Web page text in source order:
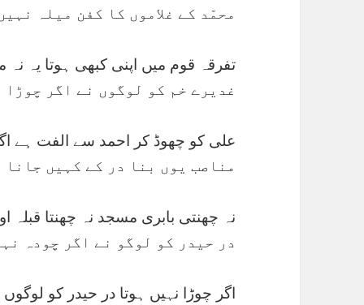
محمّد کے غلاموں کا کفن میلہ
تفرقہ قوم میں اپنی کبھی ہوتا یہ
غدیرے خم کو لوگوں نے اگر چوڑا
علی کو چھوڈ کر احمد سے الفت ہے
مناصب یوں بنا در کے کہیں جانا
نہ چھنتی بابری مسجد نہ چھنتا قبلہ
در حیدر کو لوگو نے اگر چودہ
اگر چوڑا نہیں ہوتا در حیدر کو لوگوں